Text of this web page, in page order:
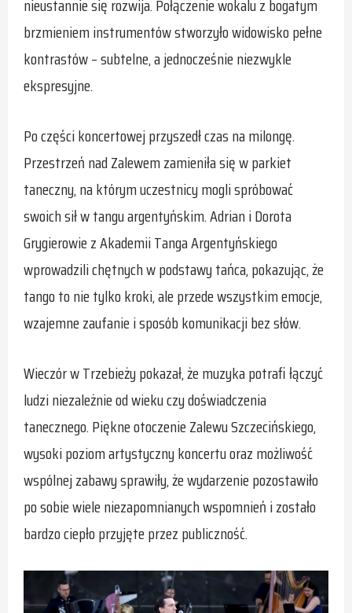
nieustannie się rozwija. Połączenie wokalu z bogatym
brzmieniem instrumentów stworzyło widowisko pełne
kontrastów – subtelne, a jednocześnie niezwykle
ekspresyjne.
Po części koncertowej przyszedł czas na milongę.
Przestrzeń nad Zalewem zamieniła się w parkiet
taneczny, na którym uczestnicy mogli spróbować
swoich sił w tangu argentyńskim. Adrian i Dorota
Grygierowie z Akademii Tanga Argentyńskiego
wprowadzili chętnych w podstawy tańca, pokazując, że
tango to nie tylko kroki, ale przede wszystkim emocje,
wzajemne zaufanie i sposób komunikacji bez słów.
Wieczór w Trzebieży pokazał, że muzyka potrafi łączyć
ludzi niezależnie od wieku czy doświadczenia
tanecznego. Piękne otoczenie Zalewu Szczecińskiego,
wysoki poziom artystyczny koncertu oraz możliwość
wspólnej zabawy sprawiły, że wydarzenie pozostawiło
po sobie wiele niezapomnianych wspomnień i zostało
bardzo ciepło przyjęte przez publiczność.